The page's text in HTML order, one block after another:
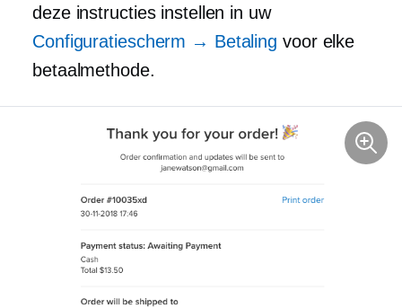
deze instructies instellen in uw
Configuratiescherm → Betaling voor elke
betaalmethode.